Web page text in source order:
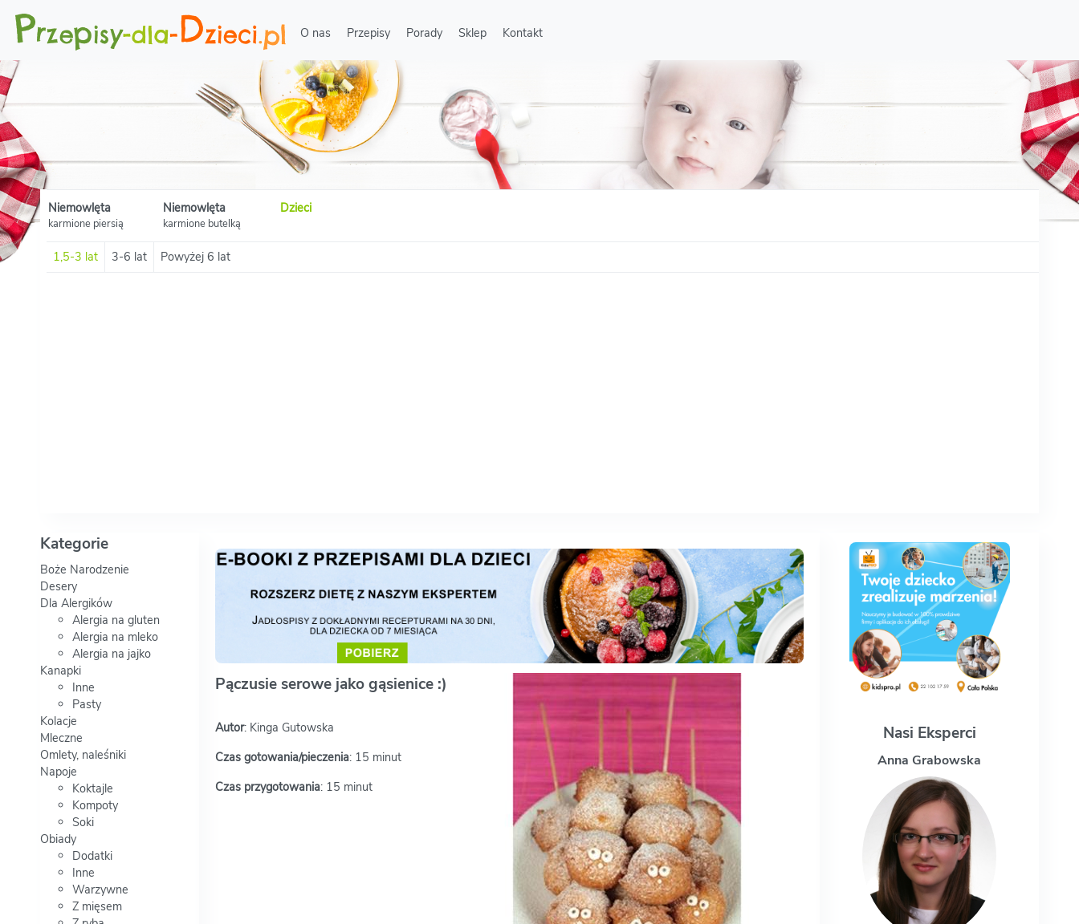
O nas Przepisy Porady Sklep Kontakt
Niemowlęta
karmione piersią
Niemowlęta
karmione butelką
Dzieci
1,5-3 lat 3-6 lat Powyżej 6 lat
Pączusie serowe jako gąsienice :)
Autor: Kinga Gutowska
Czas gotowania/pieczenia: 15 minut
Czas przygotowania: 15 minut
Kategorie
Boże Narodzenie
Desery
Dla Alergików
Alergia na gluten
Alergia na mleko
Alergia na jajko
Kanapki
Inne
Pasty
Kolacje
Mleczne
Omlety, naleśniki
Napoje
Koktajle
Kompoty
Soki
Obiady
Dodatki
Inne
Warzywne
Z mięsem
Nasi Eksperci
Anna Grabowska